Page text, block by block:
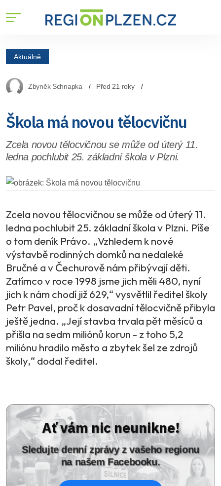
Aktuálně
Zbyněk Schnapka Před 21 roky
Škola má novou tělocvičnu
Zcela novou tělocvičnou se může od úterý 11.
ledna pochlubit 25. základní škola v Plzni.
Zcela novou tělocvičnou se může od úterý 11.
ledna pochlubit 25. základní škola v Plzni. Píše
o tom deník Právo. „Vzhledem k nové
výstavbě rodinných domků na nedaleké
Bručné a v Čechurově nám přibývají děti.
Zatímco v roce 1998 jsme jich měli 480, nyní
jich k nám chodí již 629,“ vysvětlil ředitel školy
Petr Pavel, proč k dosavadní tělocvičně přibyla
ještě jedna. „Její stavba trvala pět měsíců a
přišla na sedm miliónů korun - z toho 5,2
miliónu hradilo město a zbytek šel ze zdrojů
školy,“ dodal ředitel.
Ať vám nic neunikne!
Sledujte denní zprávy z vašeho regionu
na našem Facebooku.